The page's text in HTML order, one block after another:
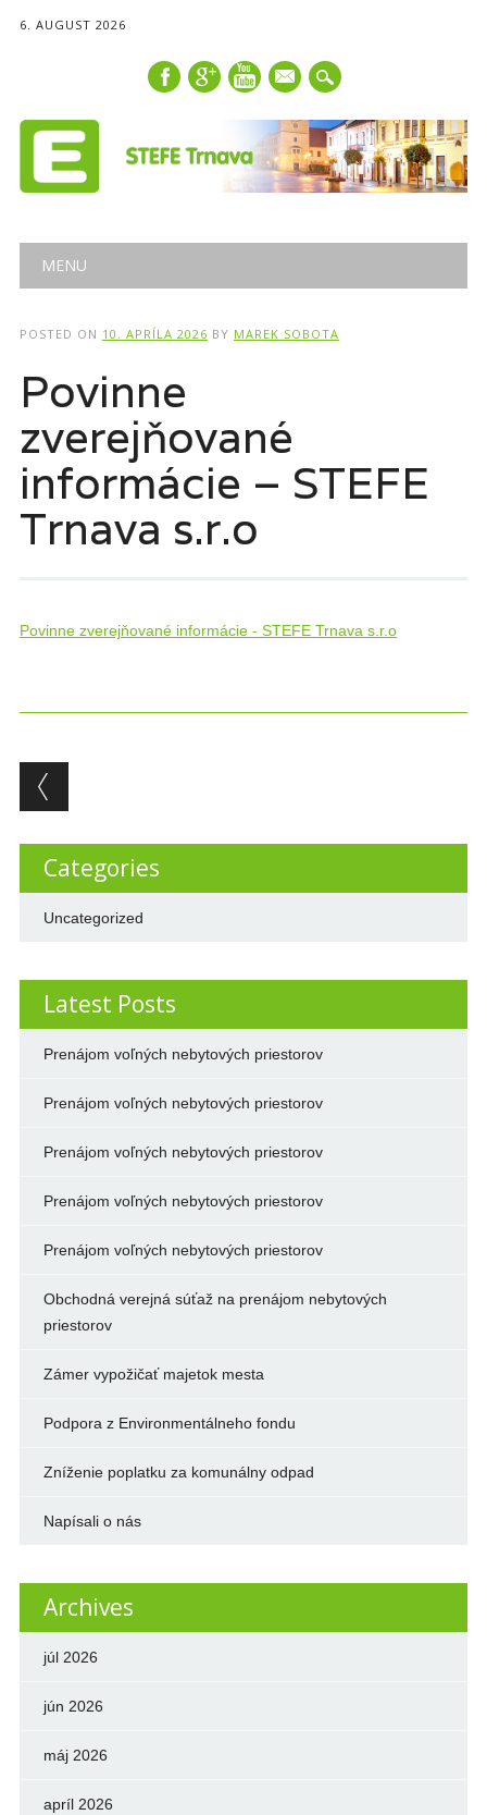
6. AUGUST 2026
mail
Main menu
MENU
POSTED ON 10. APRÍLA 2026 BY MAREK SOBOTA
Povinne
zverejňované
informácie – STEFE
Trnava s.r.o
Povinne zverejňované informácie - STEFE Trnava s.r.o
Post navigation
Categories
Uncategorized
Latest Posts
Prenájom voľných nebytových priestorov
Prenájom voľných nebytových priestorov
Prenájom voľných nebytových priestorov
Prenájom voľných nebytových priestorov
Prenájom voľných nebytových priestorov
Obchodná verejná súťaž na prenájom nebytových
priestorov
Zámer vypožičať majetok mesta
Podpora z Environmentálneho fondu
Zníženie poplatku za komunálny odpad
Napísali o nás
Archives
júl 2026
jún 2026
máj 2026
apríl 2026